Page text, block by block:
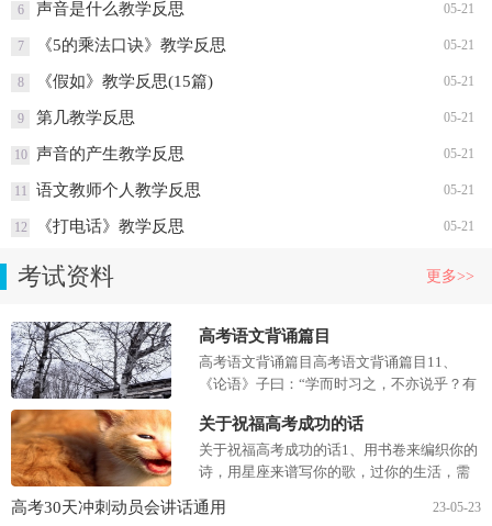
6 05-21
声音是什么教学反思
7 05-21
《5的乘法口诀》教学反思
8 05-21
《假如》教学反思(15篇)
9 05-21
第几教学反思
10 05-21
声音的产生教学反思
11 05-21
语文教师个人教学反思
12 05-21
《打电话》教学反思
考试资料 更多>>
高考语文背诵篇目
高考语文背诵篇目高考语文背诵篇目11、
《论语》子曰：“学而时习之，不亦说乎？有
亦君子（《学而》）曾子曰：“吾日三...
关于祝福高考成功的话
关于祝福高考成功的话1、用书卷来编织你的
诗，用星座来谱写你的歌，过你的生活，需
祝福，祝你考试心情愉快，轻...
23-05-23
高考30天冲刺动员会讲话通用